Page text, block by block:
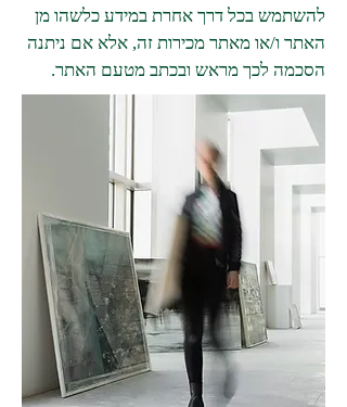
להשתמש בכל דרך אחרת במידע כלשהו מן
האתר ו/או מאתר מכירות זה, אלא אם ניתנה
הסכמה לכך מראש ובכתב מטעם האתר.